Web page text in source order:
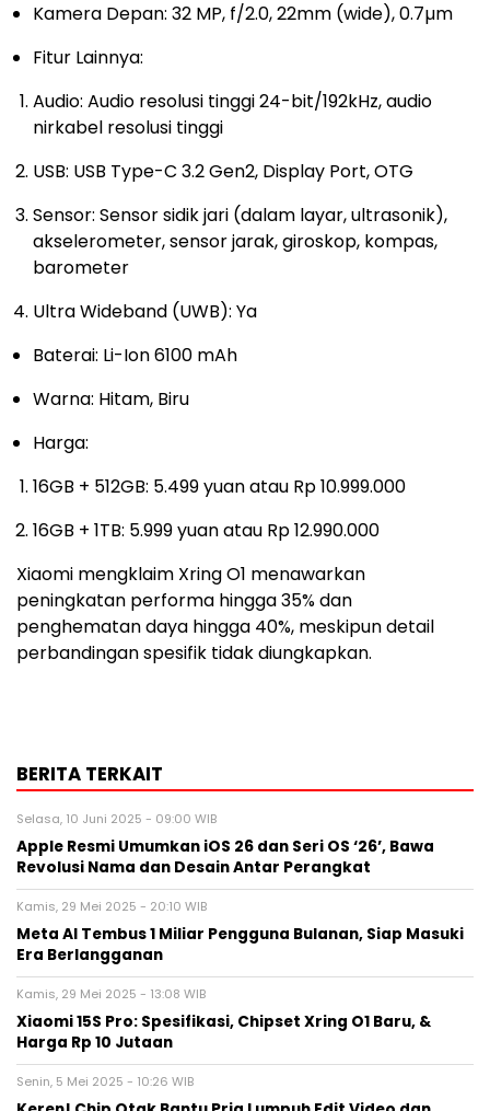
Kamera Depan: 32 MP, f/2.0, 22mm (wide), 0.7µm
Fitur Lainnya:
Audio: Audio resolusi tinggi 24-bit/192kHz, audio
nirkabel resolusi tinggi
USB: USB Type-C 3.2 Gen2, Display Port, OTG
Sensor: Sensor sidik jari (dalam layar, ultrasonik),
akselerometer, sensor jarak, giroskop, kompas,
barometer
Ultra Wideband (UWB): Ya
Baterai: Li-Ion 6100 mAh
Warna: Hitam, Biru
Harga:
16GB + 512GB: 5.499 yuan atau Rp 10.999.000
16GB + 1TB: 5.999 yuan atau Rp 12.990.000
Xiaomi mengklaim Xring O1 menawarkan
peningkatan performa hingga 35% dan
penghematan daya hingga 40%, meskipun detail
perbandingan spesifik tidak diungkapkan.
BERITA TERKAIT
Selasa, 10 Juni 2025 - 09:00 WIB
Apple Resmi Umumkan iOS 26 dan Seri OS ‘26’, Bawa
Revolusi Nama dan Desain Antar Perangkat
Kamis, 29 Mei 2025 - 20:10 WIB
Meta AI Tembus 1 Miliar Pengguna Bulanan, Siap Masuki
Era Berlangganan
Kamis, 29 Mei 2025 - 13:08 WIB
Xiaomi 15S Pro: Spesifikasi, Chipset Xring O1 Baru, &
Harga Rp 10 Jutaan
Senin, 5 Mei 2025 - 10:26 WIB